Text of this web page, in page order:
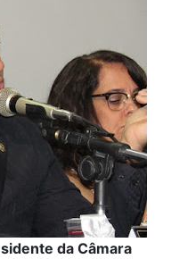
da Câmara